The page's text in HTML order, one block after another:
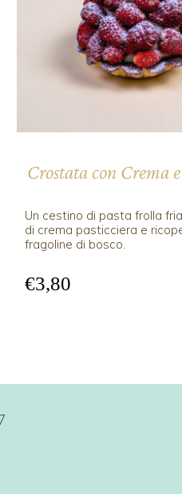
Crostata con Crema
Un cestino di pasta frolla
di crema pasticciera e
fragoline di bosco.
€3,80